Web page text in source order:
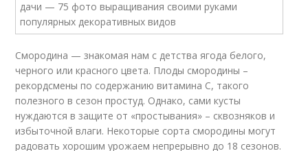
Смородина — знакомая нам с детства ягода белого,
черного или красного цвета. Плоды смородины –
рекордсмены по содержанию витамина C, такого
полезного в сезон простуд. Однако, сами кусты
нуждаются в защите от «простывания» – сквозняков и
избыточной влаги. Некоторые сорта смородины могут
радовать хорошим урожаем непрерывно до 18 сезонов.